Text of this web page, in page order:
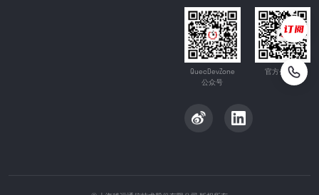
QuecDevZone
公众号
官方公众号